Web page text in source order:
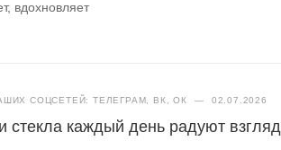
вдохновляет
СОЦСЕТЕЙ: ТЕЛЕГРАМ, ВК, ОК — 02.07.2026
стекла каждый день радуют взгляд